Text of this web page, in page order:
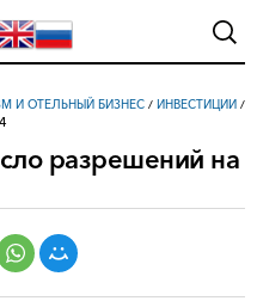
И ОТЕЛЬНЫЙ БИЗНЕС / ИНВЕСТИЦИИ /
разрешений на